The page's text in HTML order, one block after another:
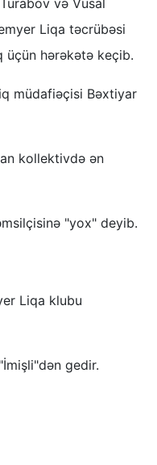
və Vüsal
Liqa təcrübəsi
üçün hərəkətə keçib.
müdafiəçisi Bəxtiyar
kollektivdə ən
"yox" deyib.
Liqa klubu
gedir.